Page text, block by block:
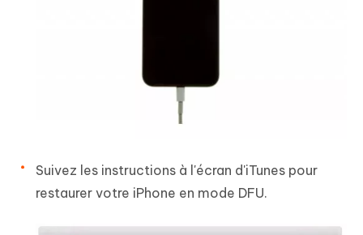
Suivez les instructions à l'écran d'iTunes pour
restaurer votre iPhone en mode DFU.